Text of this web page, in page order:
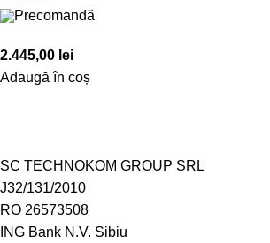
Precomandă
2.445,00 lei
Adaugă în coș
SC TECHNOKOM GROUP SRL
J32/131/2010
RO 26573508
ING Bank N.V. Sibiu